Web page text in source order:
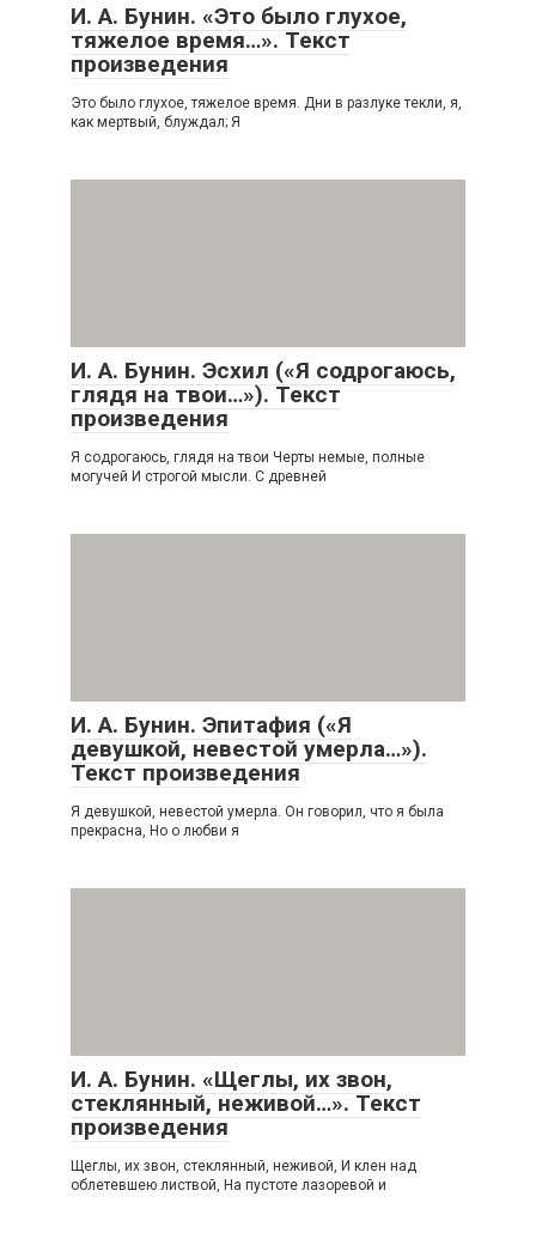
И. А. Бунин. «Это было глухое,
тяжелое время…». Текст
произведения
Это было глухое, тяжелое время. Дни в разлуке текли, я,
как мертвый, блуждал; Я
И. А. Бунин. Эсхил («Я содрогаюсь,
глядя на твои…»). Текст
произведения
Я содрогаюсь, глядя на твои Черты немые, полные
могучей И строгой мысли. С древней
И. А. Бунин. Эпитафия («Я
девушкой, невестой умерла…»).
Текст произведения
Я девушкой, невестой умерла. Он говорил, что я была
прекрасна, Но о любви я
И. А. Бунин. «Щеглы, их звон,
стеклянный, неживой…». Текст
произведения
Щеглы, их звон, стеклянный, неживой, И клен над
облетевшею листвой, На пустоте лазоревой и